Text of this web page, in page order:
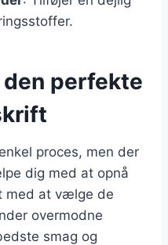
den perfekte
proces, men der
dig med at opnå
med at vælge de
overmodne
smag og